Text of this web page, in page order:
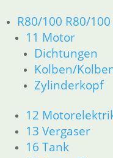
R80/100 R80/
11 Motor
Dichtungen
Kolben/
Zylinderkopf
12
13 Vergaser
16 Tank
11 Motor
Dichtungen
Kolben/Kolbenringe
Zylinderkopf
12 Motorelektrik
13 Vergaser
16 Tank
18 Auspuff